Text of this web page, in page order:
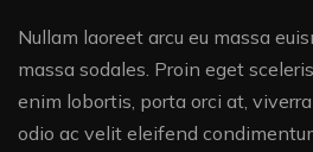
Nullam laoreet arcu eu massa
massa sodales. Proin eget
enim lobortis, porta orci at,
odio ac velit eleifend